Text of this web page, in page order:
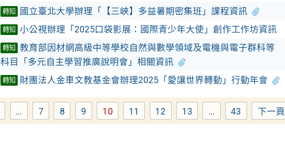
轉知 國立臺北大學辦理「【三峽】多益暑期密集班」課程資訊
轉知 小公視辦理「2025口袋影展：國際青少年大使」創作工作坊資訊
轉知
教育部因材網高級中等學校自然與數學領域及電機與電子群科等
科目「多元自主學習推廣說明會」相關資訊
轉知 財團法人金車文教基金會辦理2025「愛讓世界轉動」行動年會
Page
... Page
7 Page
8 Page
9 Page
10 Page
11 Page
12 Page
13 ... Page
43 下一頁